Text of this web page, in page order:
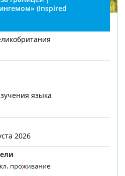
(Inspired
языка
2026